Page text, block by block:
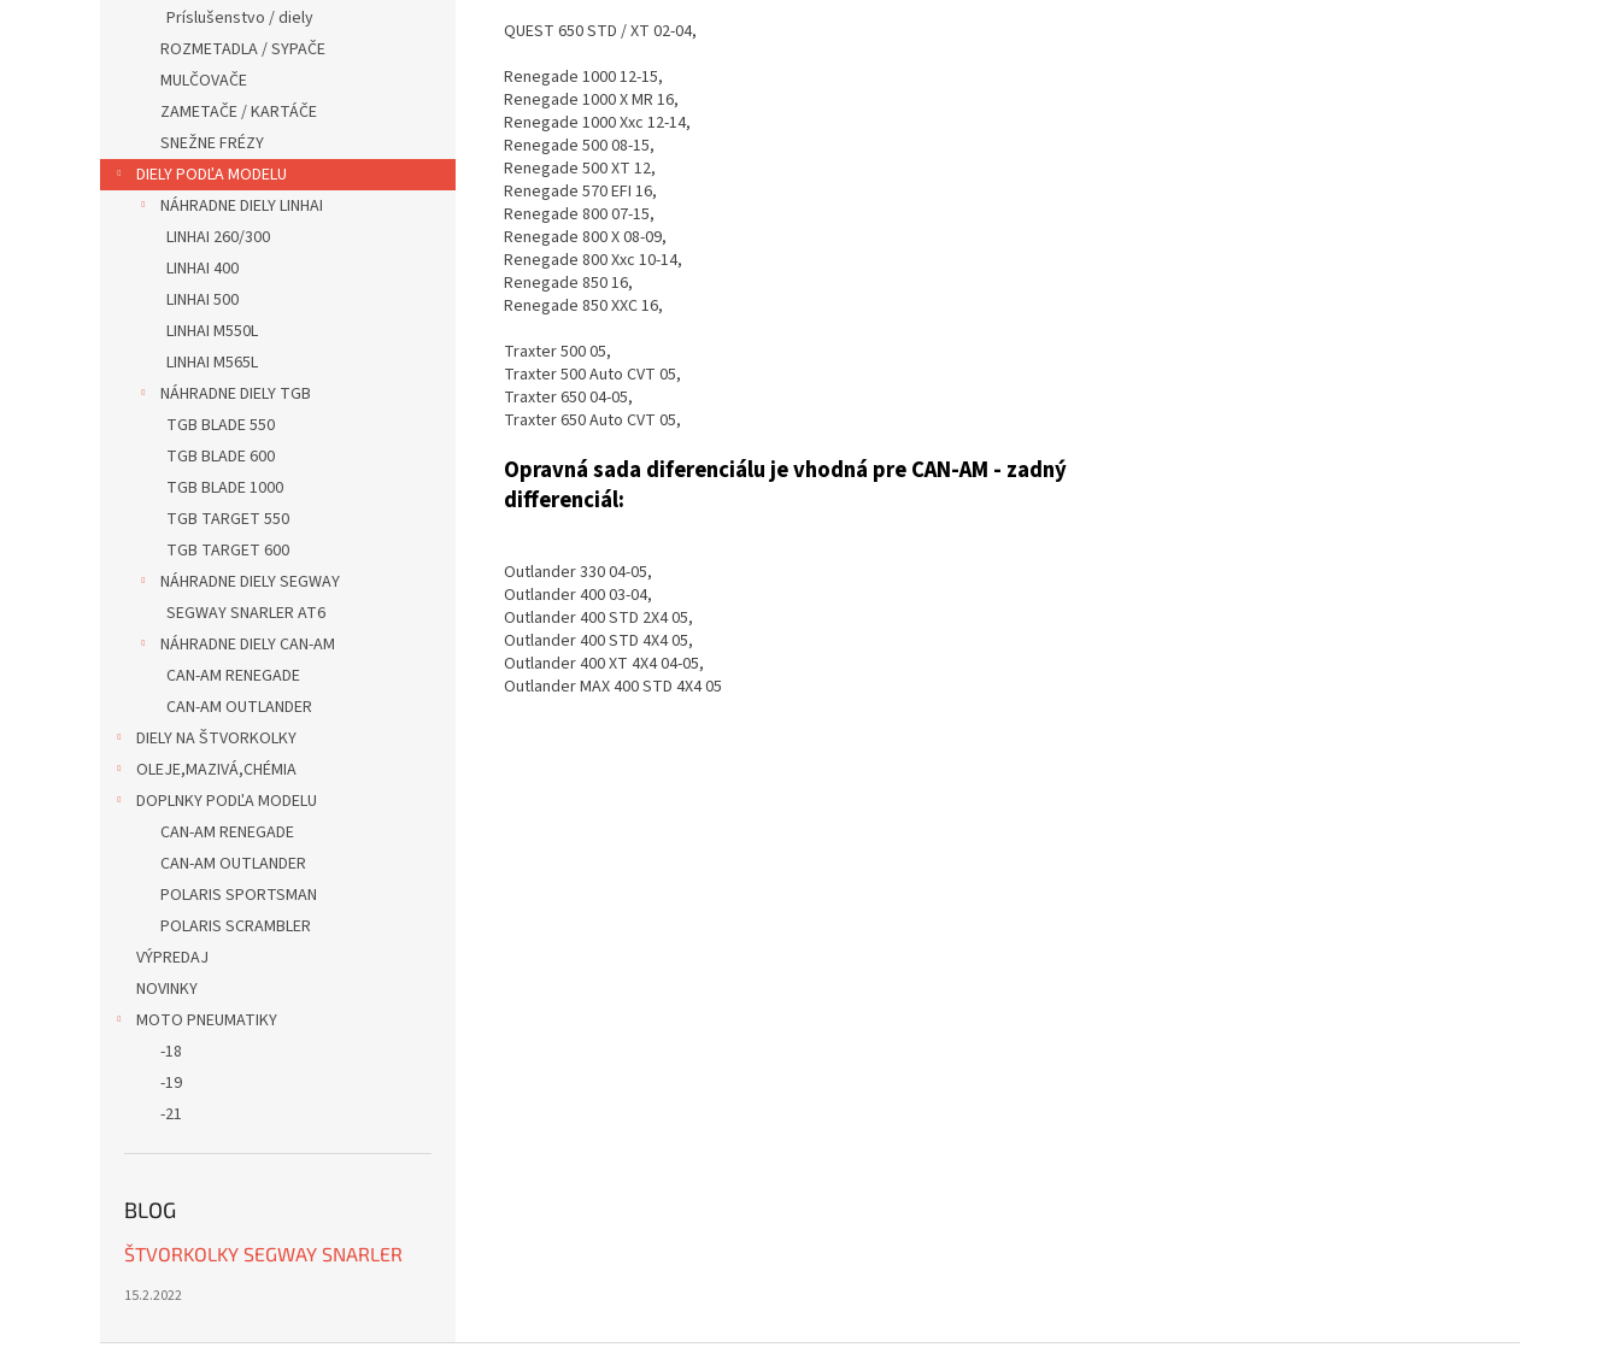
Príslušenstvo / diely
ROZMETADLA / SYPAČE
MULČOVAČE
ZAMETAČE / KARTÁČE
SNEŽNE FRÉZY
DIELY PODĽA MODELU
NÁHRADNE DIELY LINHAI
LINHAI 260/300
LINHAI 400
LINHAI 500
LINHAI M550L
LINHAI M565L
NÁHRADNE DIELY TGB
TGB BLADE 550
TGB BLADE 600
TGB BLADE 1000
TGB TARGET 550
TGB TARGET 600
NÁHRADNE DIELY SEGWAY
SEGWAY SNARLER AT6
NÁHRADNE DIELY CAN-AM
CAN-AM RENEGADE
CAN-AM OUTLANDER
DIELY NA ŠTVORKOLKY
OLEJE,MAZIVÁ,CHÉMIA
DOPLNKY PODĽA MODELU
CAN-AM RENEGADE
CAN-AM OUTLANDER
POLARIS SPORTSMAN
POLARIS SCRAMBLER
VÝPREDAJ
NOVINKY
MOTO PNEUMATIKY
-18
-19
-21
BLOG
ŠTVORKOLKY SEGWAY SNARLER
15.2.2022
QUEST 650 STD / XT 02-04,
Renegade 1000 12-15,
Renegade 1000 X MR 16,
Renegade 1000 Xxc 12-14,
Renegade 500 08-15,
Renegade 500 XT 12,
Renegade 570 EFI 16,
Renegade 800 07-15,
Renegade 800 X 08-09,
Renegade 800 Xxc 10-14,
Renegade 850 16,
Renegade 850 XXC 16,
Traxter 500 05,
Traxter 500 Auto CVT 05,
Traxter 650 04-05,
Traxter 650 Auto CVT 05,
Opravná sada diferenciálu je vhodná pre CAN-AM - zadný
differenciál:
Outlander 330 04-05,
Outlander 400 03-04,
Outlander 400 STD 2X4 05,
Outlander 400 STD 4X4 05,
Outlander 400 XT 4X4 04-05,
Outlander MAX 400 STD 4X4 05